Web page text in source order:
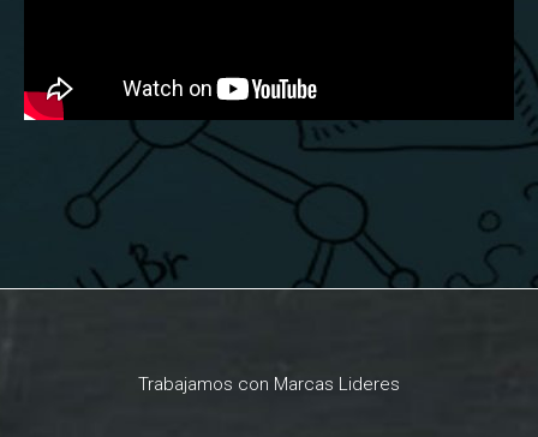
Trabajamos con Marcas Lideres